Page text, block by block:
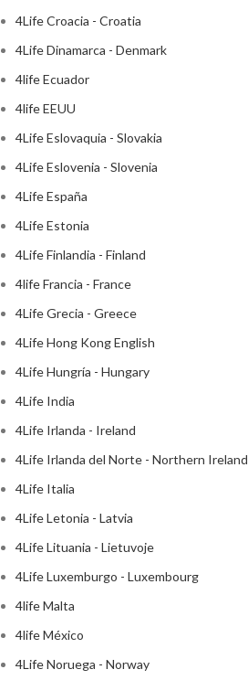
4Life Croacia - Croatia
4Life Dinamarca - Denmark
4life Ecuador
4life EEUU
4Life Eslovaquia - Slovakia
4Life Eslovenia - Slovenia
4Life España
4Life Estonia
4Life Finlandia - Finland
4life Francia - France
4Life Grecia - Greece
4Life Hong Kong English
4Life Hungría - Hungary
4Life India
4Life Irlanda - Ireland
4Life Irlanda del Norte - Northern Ireland
4Life Italia
4Life Letonia - Latvia
4Life Lituania - Lietuvoje
4Life Luxemburgo - Luxembourg
4life Malta
4life México
4Life Noruega - Norway